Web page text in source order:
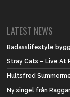
LATEST NEWS
Badasslifestyle
Stray Cats – Live At
Hultsfred
Ny singel från